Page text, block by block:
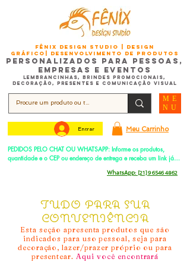
FÊNIX DESIGN STUDIO | Design
Gráfico| Desenvolvimento de Produtos
Personalizados para Pessoas,
Empresas e EventoS
Lembrancinhas, Brindes promocionais,
Decoração, Presentes e Comunicação Visual
PEDIDOS PELO CHAT OU WHATSAPP: Informe os produtos,
quantidade e o CEP ou endereço de entrega e receba um link já
ME
NU
Meu Carrinho
WhatsApp: [21] 9 6546 4862
Entrar
TUDO PARA SUA
CONVENIÊNCIA
Esta seção apresenta produtos que são
indicados para uso pessoal, seja para
decoração, lazer/prazer próprio ou para
presentear. Aqui você encontrará